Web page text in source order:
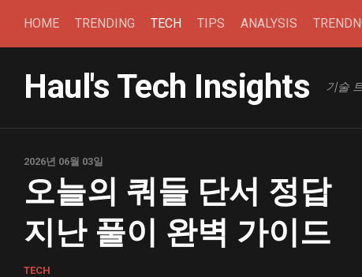
으
HOME TRENDING TECH TIPS ANALYSIS
Haul's Tech Insights 기술
2026년 06월 03일
오늘의 쿼들 단서 정답
지난 풀이 완벽 가이드
TECH